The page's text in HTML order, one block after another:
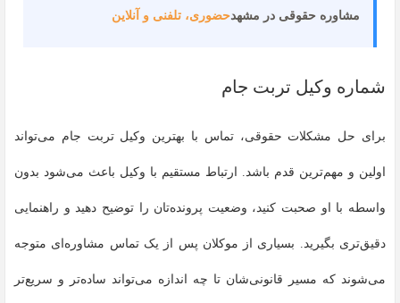
مشاوره حقوقی در مشهدحضوری، تلفنی و آنلاین
شماره وکیل تربت جام
برای حل مشکلات حقوقی، تماس با بهترین وکیل تربت جام می‌تواند
اولین و مهم‌ترین قدم باشد. ارتباط مستقیم با وکیل باعث می‌شود بدون
واسطه با او صحبت کنید، وضعیت پرونده‌تان را توضیح دهید و راهنمایی
دقیق‌تری بگیرید. بسیاری از موکلان پس از یک تماس مشاوره‌ای متوجه
می‌شوند که مسیر قانونی‌شان تا چه اندازه می‌تواند ساده‌تر و سریع‌تر